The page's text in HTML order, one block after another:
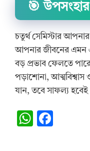
🎯 উপসংহার
চতুর্থ সেমিস্টার
আপনার জীবনের এমন
বড় প্রভাব ফেলতে
পড়াশোনা, আত্মবিশ্বাস
যান, তবে সাফল্য
W